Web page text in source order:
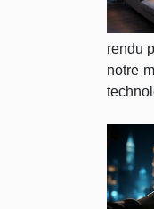
rendu
notre